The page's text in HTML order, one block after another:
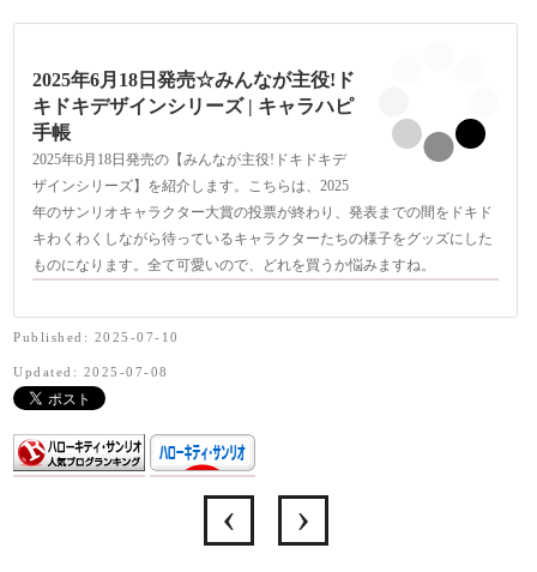
2025年6月18日発売☆みんなが主役!ド
キドキデザインシリーズ | キャラハピ
手帳
2025年6月18日発売の【みんなが主役!ドキドキデ
ザインシリーズ】を紹介します。こちらは、2025
年のサンリオキャラクター大賞の投票が終わり、発表までの間をドキド
キわくわくしながら待っているキャラクターたちの様子をグッズにした
ものになります。全て可愛いので、どれを買うか悩みますね。
Published: 2025-07-10
Updated: 2025-07-08